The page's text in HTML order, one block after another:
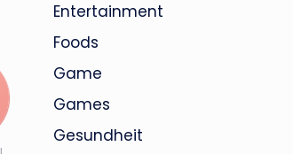
Entertainment
Foods
Game
Games
Gesundheit